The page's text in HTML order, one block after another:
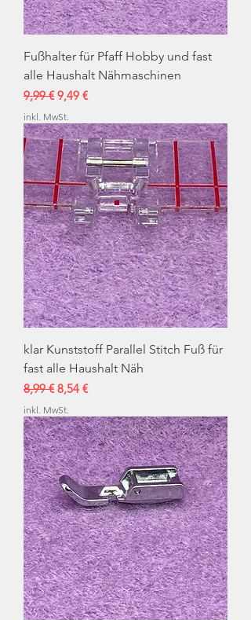
Fußhalter für Pfaff Hobby und fast
alle Haushalt Nähmaschinen
Standardpreis
9,99 € Sale-Preis
9,49 €
inkl. MwSt.
klar Kunststoff Parallel Stitch Fuß für
fast alle Haushalt Näh
Standardpreis
8,99 € Sale-Preis
8,54 €
inkl. MwSt.